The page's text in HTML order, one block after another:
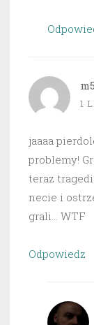
m5
1
jaaaa
problemy!
teraz
necie i
grali… WTF
Odpowiedz